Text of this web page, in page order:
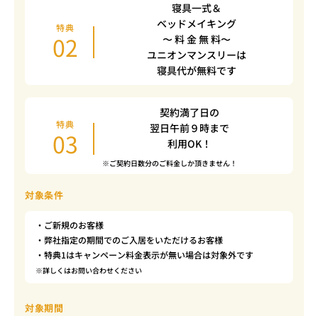
特典
02
寝具一式＆
ベッドメイキング
〜 料 金 無 料〜
ユニオンマンスリーは
寝具代が無料です
特典
03
契約満了日の
翌日午前９時まで
利用OK！
※ご契約日数分のご料金しか頂きません！
対象条件
・ご新規のお客様
・弊社指定の期間でのご入居をいただけるお客様
・特典1はキャンペーン料金表示が無い場合は対象外です
※詳しくはお問い合わせください
対象期間